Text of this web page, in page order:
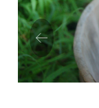
Prev
ious